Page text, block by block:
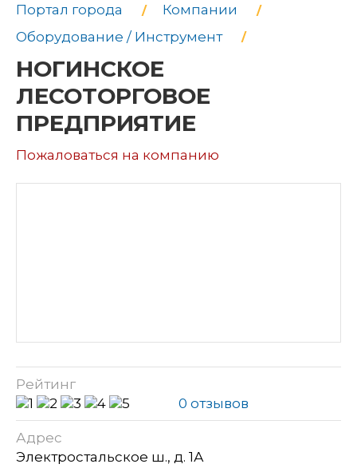
Портал города
Компании
Оборудование / Инструмент
НОГИНСКОЕ
ЛЕСОТОРГОВОЕ
ПРЕДПРИЯТИЕ
Пожаловаться на компанию
Рейтинг
0 отзывов
Адрес
Электростальское ш., д. 1А